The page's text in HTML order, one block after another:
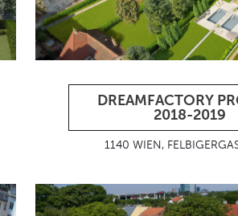
DREAMFACTORY
2018-2019
1140 WIEN,